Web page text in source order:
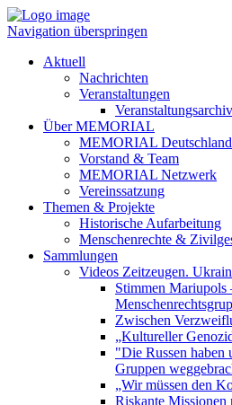
Navigation überspringen
Aktuell
Nachrichten
Veranstaltungen
Veranstaltungsarchiv
Über MEMORIAL
MEMORIAL Deutschland
Vorstand & Team
MEMORIAL Netzwerk
Vereinssatzung
Themen & Projekte
Historische Aufarbeitung
Menschenrechte &
Sammlungen
Videos Zeitzeugen.
Stimmen
Zwischen
„Kultureller
"Die Russen haben
Gruppen
„Wir müssen den
Riskante Missionen